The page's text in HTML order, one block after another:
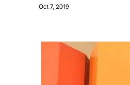
Oct 7, 2019